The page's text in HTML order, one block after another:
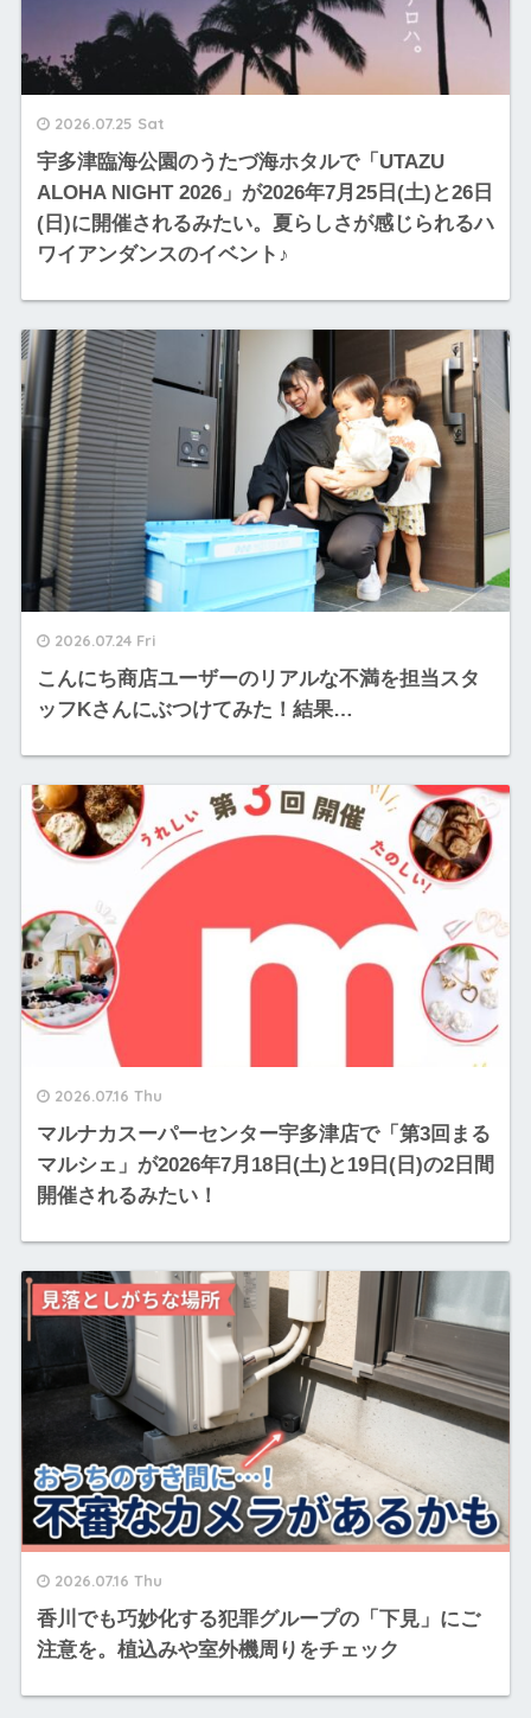
2026.07.25 Sat
宇多津臨海公園のうたづ海ホタルで「UTAZU
ALOHA NIGHT 2026」が2026年7月25日(土)と26日
(日)に開催されるみたい。夏らしさが感じられるハ
ワイアンダンスのイベント♪
2026.07.24 Fri
こんにち商店ユーザーのリアルな不満を担当スタ
ッフKさんにぶつけてみた！結果…
2026.07.16 Thu
マルナカスーパーセンター宇多津店で「第3回まる
マルシェ」が2026年7月18日(土)と19日(日)の2日間
開催されるみたい！
2026.07.16 Thu
香川でも巧妙化する犯罪グループの「下見」にご
注意を。植込みや室外機周りをチェック